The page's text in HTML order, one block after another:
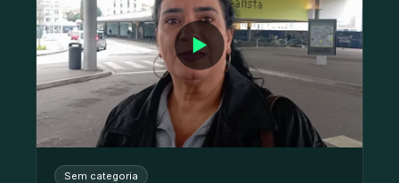
▶
Sem categoria